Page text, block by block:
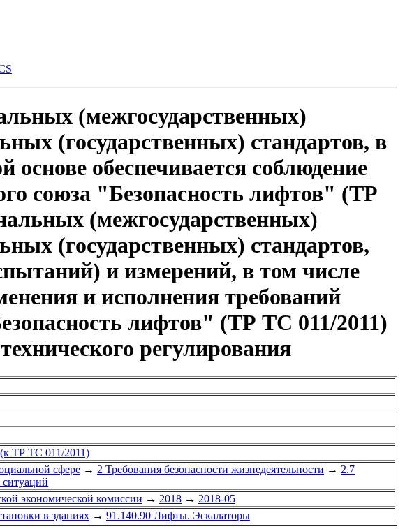
(межгосударственных)
(государственных) стандартов, в
обеспечивается соблюдение
союза "Безопасность лифтов" (ТР
(межгосударственных)
(государственных) стандартов,
и измерений, в том числе
и исполнения требований
лифтов" (ТР ТС 011/2011)
регулирования
ТР ТС 011/2011)
сфере → 2 Требования безопасности жизнедеятельности → 2.7
экономической комиссии → 2018 → 2018-05
в зданиях → 91.140.90 Лифты. Эскалаторы